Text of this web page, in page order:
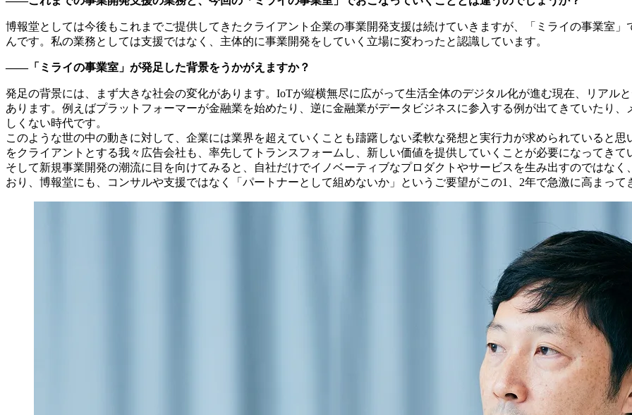
博報堂としては今後もこれまでご提供してきたクライアント企業の事業開発支援は続けていきますが、「ミライの事業室」
んです。私の業務としては支援ではなく、主体的に事業開発をしていく立場に変わったと認識しています。
――「ミライの事業室」が発足した背景をうかがえますか？
発足の背景には、まず大きな社会の変化があります。IoTが縦横無尽に広がって生活全体のデジタル化が進む現在、リアル
あります。例えばプラットフォーマーが金融業を始めたり、逆に金融業がデータビジネスに参入する例が出てきていたり
しくない時代です。
このような世の中の動きに対して、企業には業界を超えていくことも躊躇しない柔軟な発想と実行力が求められていると
をクライアントとする我々広告会社も、率先してトランスフォームし、新しい価値を提供していくことが必要になってきて
そして新規事業開発の潮流に目を向けてみると、自社だけでイノベーティブなプロダクトやサービスを生み出すのではな
おり、博報堂にも、コンサルや支援ではなく「パートナーとして組めないか」というご要望がこの1、2年で急激に高まって